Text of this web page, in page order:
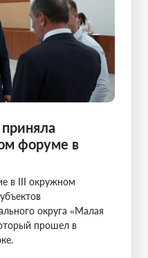
форуме в
в III окружном
округа «Малая
прошел в